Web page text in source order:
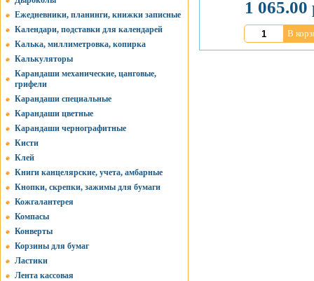
Ежедневники, планинги, книжки записные
Календари, подставки для календарей
Калька, миллиметровка, копирка
Калькуляторы
Карандаши механические, цанговые,
грифели
Карандаши специальные
Карандаши цветные
Карандаши чернографитные
Кисти
Клей
Книги канцелярские, учета, амбарные
Кнопки, скрепки, зажимы для бумаги
Кожгалантерея
Компасы
Конверты
Корзины для бумаг
Ластики
Лента кассовая
1 065.00
В